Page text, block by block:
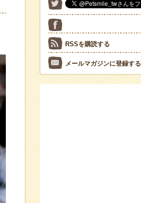
RSSを購読する
メールマガジンに登録する